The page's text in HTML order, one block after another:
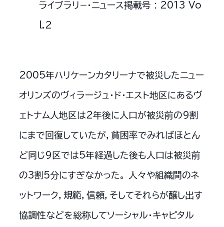
ライブラリ−・ニュース掲載号 : 2013 Vo
l.2
2005年ハリケーンカタリーナで被災したニュー
オリンズのヴィラージュ・ド・エスト地区にあるヴ
ェトナム人地区は2年後に人口が被災前の9割
にまで回復していたが，貧困率でみればほとん
ど同じ9区では5年経過した後も人口は被災前
の3割5分にすぎなかった。 人々や組織間のネ
ットワーク，規範，信頼，そしてそれらが醸し出す
協調性などを総称してソーシャル・キャピタル